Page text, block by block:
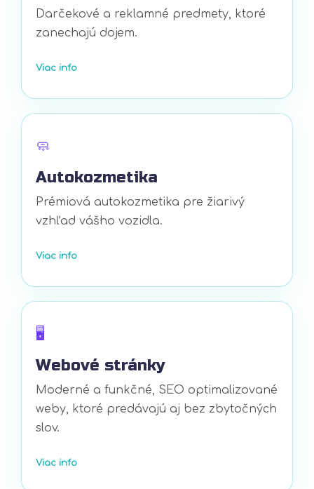
Darčekové a reklamné predmety, ktoré
zanechajú dojem.
Viac info
🧼
Autokozmetika
Prémiová autokozmetika pre žiarivý
vzhľad vášho vozidla.
Viac info
🖥️
Webové stránky
Moderné a funkčné, SEO optimalizované
weby, ktoré predávajú aj bez zbytočných
slov.
Viac info